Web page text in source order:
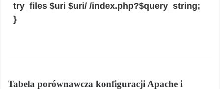
try_files $uri $uri/ /index.php?$query_string;
}
Tabela porównawcza konfiguracji Apache i